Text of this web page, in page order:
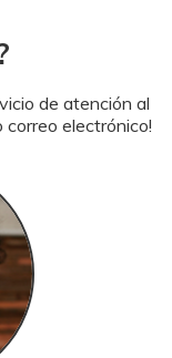
de atención al
electrónico!